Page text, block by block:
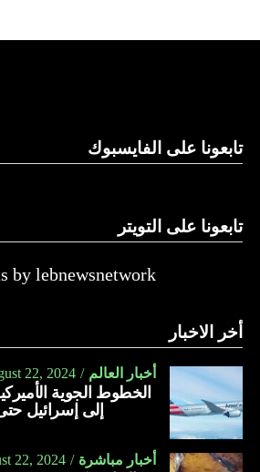
تابعونا على الفايسبوك
تابعونا على التويتر
by lebnewsnetwork
أخر الاخبار
أخبار العالم 22, 2024
الخطوط الجوية
إلى إسرائيل
أخبار مباشرة 22, 2024